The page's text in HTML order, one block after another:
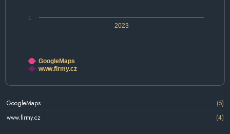
2023
1
GoogleMaps
www.firmy.cz
GoogleMaps
(5)
www.firmy.cz
(4)